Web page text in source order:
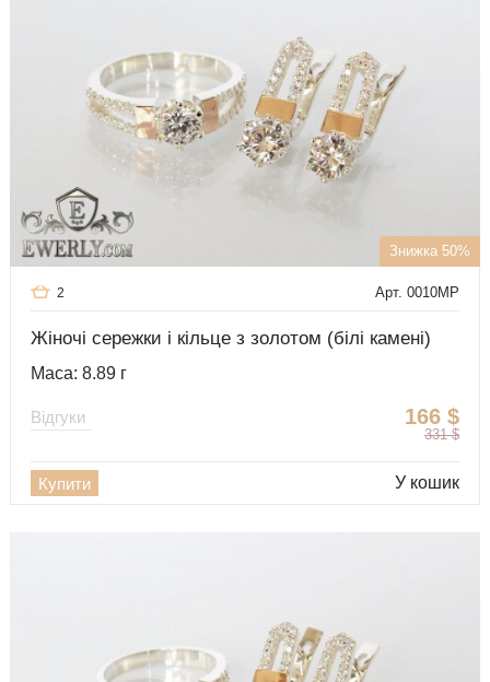
Знижка 50%
Арт. 0010MP
2
Жіночі сережки і кільце з золотом (білі камені)
Маса: 8.89 г
166 $
331 $
Відгуки
Купити У кошик